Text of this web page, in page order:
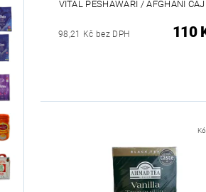
VITAL PESHAWARI / AFGHANI
98,21 Kč bez DPH 110